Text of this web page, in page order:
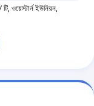
ওয়েস্টার্ন ইউনিয়ন,